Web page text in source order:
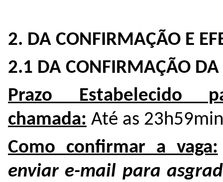
2. DA CONFIRMAÇÃO E
2.1 DA CONFIRMAÇÃO
Prazo Estabelecido
chamada: Até as
Como confirmar a vaga:
enviar e-mail para